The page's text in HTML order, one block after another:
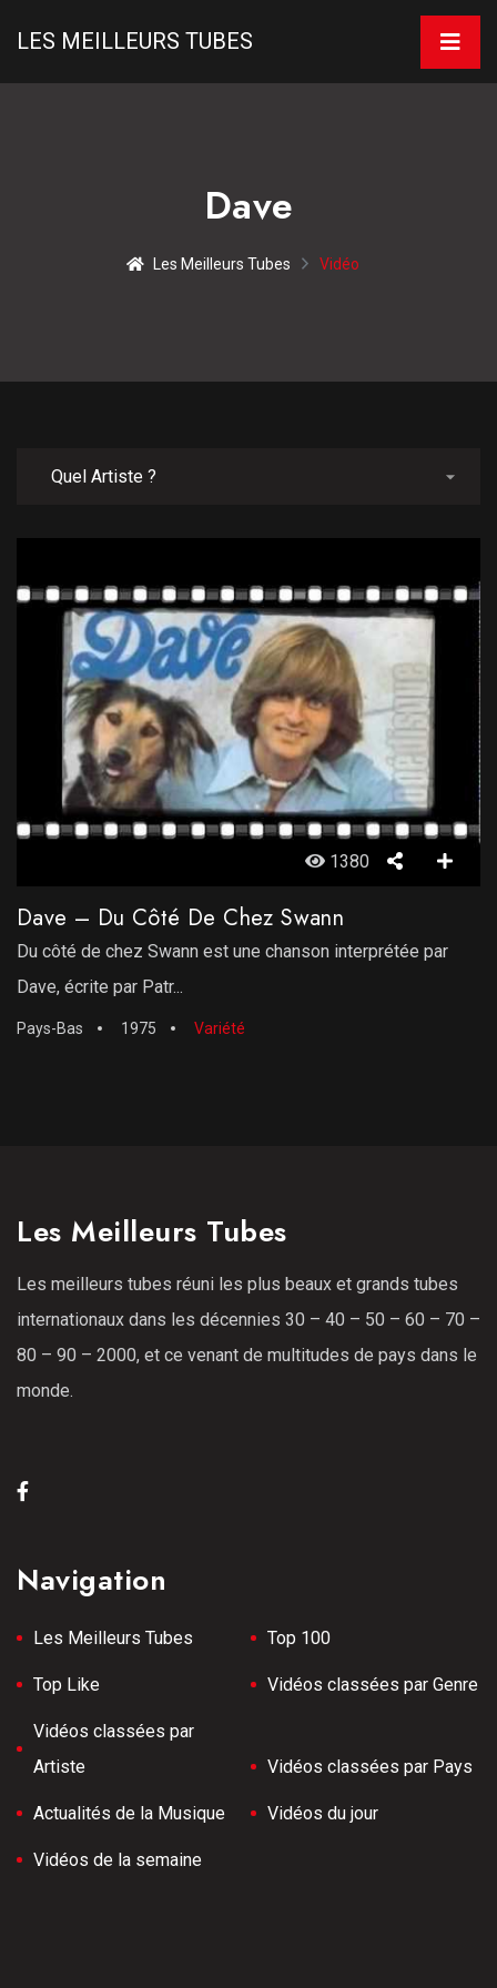
LES MEILLEURS TUBES
Dave
Les Meilleurs Tubes Vidéo
1380
Dave – Du Côté De Chez Swann
Du côté de chez Swann est une chanson interprétée par
Dave, écrite par Patr...
Pays-Bas 1975 Variété
Les Meilleurs Tubes
Les meilleurs tubes réuni les plus beaux et grands tubes
internationaux dans les décennies 30 – 40 – 50 – 60 – 70 –
80 – 90 – 2000, et ce venant de multitudes de pays dans le
monde.
Navigation
Les Meilleurs Tubes Top 100
Top Like Vidéos classées par Genre
Vidéos classées par
Artiste
Vidéos classées par Pays
Actualités de la Musique Vidéos du jour
Vidéos de la semaine